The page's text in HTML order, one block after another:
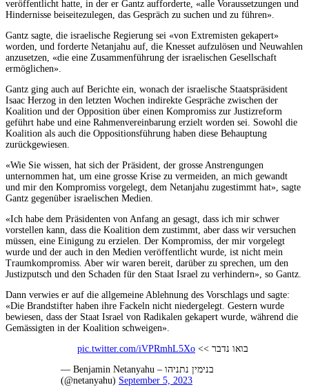
veröffentlicht hatte, in der er Gantz aufforderte, «alle Voraussetzungen und
Hindernisse beiseitezulegen, das Gespräch zu suchen und zu führen».
Gantz sagte, die israelische Regierung sei «von Extremisten gekapert»
worden, und forderte Netanjahu auf, die Knesset aufzulösen und Neuwahlen
anzusetzen, «die eine Zusammenführung der israelischen Gesellschaft
ermöglichen».
Gantz ging auch auf Berichte ein, wonach der israelische Staatspräsident
Isaac Herzog in den letzten Wochen indirekte Gespräche zwischen der
Koalition und der Opposition über einen Kompromiss zur Justizreform
geführt habe und eine Rahmenvereinbarung erzielt worden sei. Sowohl die
Koalition als auch die Oppositionsführung haben diese Behauptung
zurückgewiesen.
«Wie Sie wissen, hat sich der Präsident, der grosse Anstrengungen
unternommen hat, um eine grosse Krise zu vermeiden, an mich gewandt
und mir den Kompromiss vorgelegt, dem Netanjahu zugestimmt hat», sagte
Gantz gegenüber israelischen Medien.
«Ich habe dem Präsidenten von Anfang an gesagt, dass ich mir schwer
vorstellen kann, dass die Koalition dem zustimmt, aber dass wir versuchen
müssen, eine Einigung zu erzielen. Der Kompromiss, der mir vorgelegt
wurde und der auch in den Medien veröffentlicht wurde, ist nicht mein
Traumkompromiss. Aber wir waren bereit, darüber zu sprechen, um den
Justizputsch und den Schaden für den Staat Israel zu verhindern», so Gantz.
Dann verwies er auf die allgemeine Ablehnung des Vorschlags und sagte:
«Die Brandstifter haben ihre Fackeln nicht niedergelegt. Gestern wurde
bewiesen, dass der Staat Israel von Radikalen gekapert wurde, während die
Gemässigten in der Koalition schweigen».
בואו נדבר >> pic.twitter.com/iVPRmhL5Xo
— Benjamin Netanyahu – בנימין נתניהו
(@netanyahu) September 5, 2023